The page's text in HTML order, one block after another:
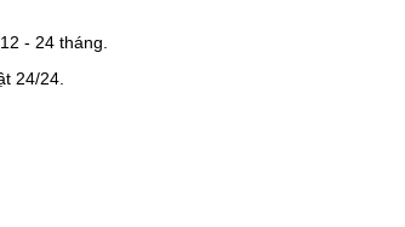
- 24 tháng.
24/24.